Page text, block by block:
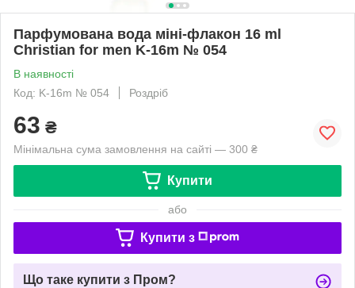
Парфумована вода міні-флакон 16 ml
Christian for men K-16m № 054
В наявності
Код: K-16m № 054
Роздріб
63 ₴
Мінімальна сума замовлення на сайті — 300 ₴
Купити
або
Купити з
Що таке купити з Пром?